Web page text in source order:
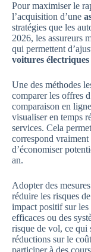
Pour maximiser le
l’acquisition d’une
stratégies que les
2026, les assureurs
qui permettent
voitures électriques
Une des méthodes
comparer les offres
comparaison en
visualiser en temps
services. Cela
correspond
d’économiser
an.
Adopter des
réduire les risques
impact positif sur les
efficaces ou des
risque de vol, ce qui
réductions sur le